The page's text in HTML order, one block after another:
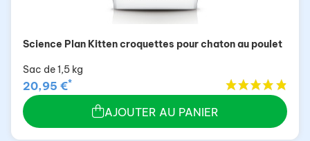
Science Plan Kitten croquettes pour chaton au poulet
Sac de 1,5 kg
20,95 €*
AJOUTER AU PANIER